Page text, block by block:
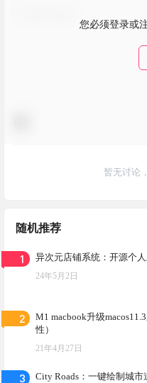
您必须登录或
暂无讨论
随机推荐
1 异次元店铺系统：开源个
24年5月2日
2
M1 macbook升级
性）
21年4月27日
3 City Roads：一键绘制城